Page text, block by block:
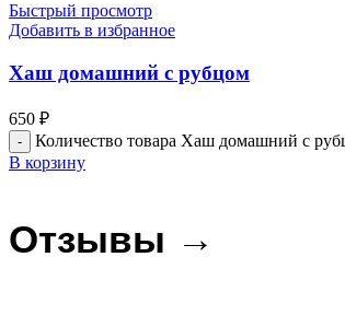
Быстрый просмотр
Добавить в избранное
Хаш домашний с рубцом
650 ₽
Количество товара Хаш домашний с
В корзину
Отзывы →